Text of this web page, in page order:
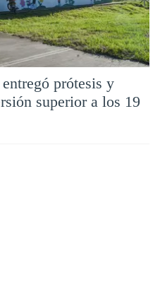
prótesis y
superior a los 19